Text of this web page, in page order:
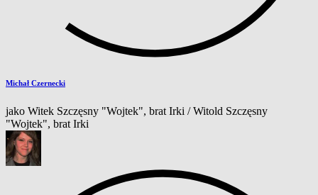
Michał Czernecki
jako Witek Szczęsny "Wojtek", brat Irki / Witold Szczęsny
"Wojtek", brat Irki